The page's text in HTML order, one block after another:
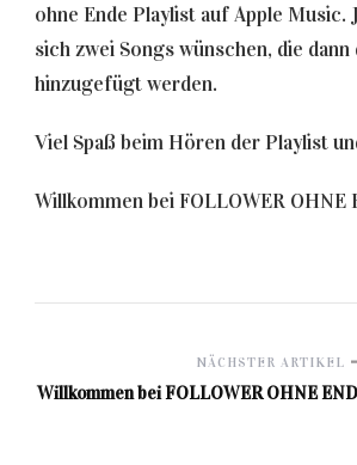
ohne Ende Playlist auf Apple Music.
sich zwei Songs wünschen, die
hinzugefügt werden.
Viel Spaß beim Hören der Playlist
Willkommen bei FOLLOWER OHNE
NÄCHSTER ARTIKEL
Willkommen bei FOLLOWER OHNE